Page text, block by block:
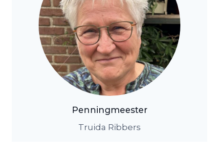
Penningmeester
Truida Ribbers